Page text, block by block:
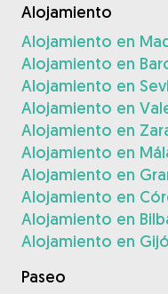
Alojamiento
Alojamiento en
Alojamiento en
Alojamiento en
Alojamiento en
Alojamiento en
Alojamiento en
Alojamiento en
Alojamiento en
Alojamiento en
Alojamiento en
Paseo